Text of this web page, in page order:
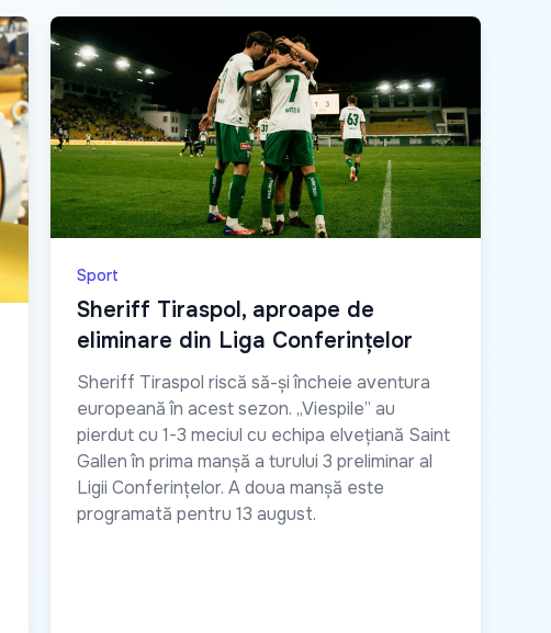
Sport
Sheriff Tiraspol, aproape de
eliminare din Liga Conferințelor
Sheriff Tiraspol riscă să-și încheie aventura
europeană în acest sezon. „Viespile” au
pierdut cu 1-3 meciul cu echipa elvețiană Saint
Gallen în prima manșă a turului 3 preliminar al
Ligii Conferințelor. A doua manșă este
programată pentru 13 august.